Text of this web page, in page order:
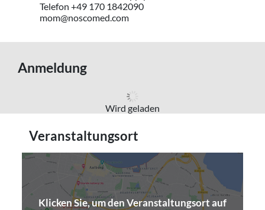
Telefon +49 170 1842090
mom@noscomed.com
Anmeldung
Wird geladen
Veranstaltungsort
Klicken Sie, um den Veranstaltungsort auf